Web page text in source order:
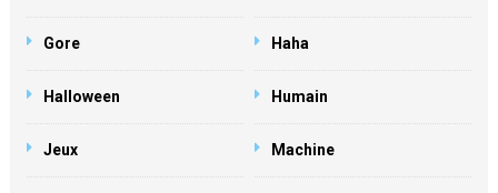
Gore Haha
Halloween Humain
Jeux Machine